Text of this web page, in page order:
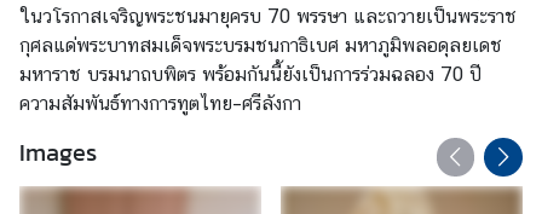
ในวโรกาสเจริญพระชนมายุครบ 70 พรรษา และถวายเป็นพระราช
กุศลแด่พระบาทสมเด็จพระบรมชนกาธิเบศ มหาภูมิพลอดุลยเดช
มหาราช บรมนาถบพิตร พร้อมกันนี้ยังเป็นการร่วมฉลอง 70 ปี
ความสัมพันธ์ทางการทูตไทย–ศรีลังกา
Images